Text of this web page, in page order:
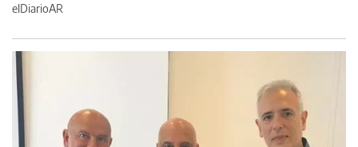
elDiarioAR